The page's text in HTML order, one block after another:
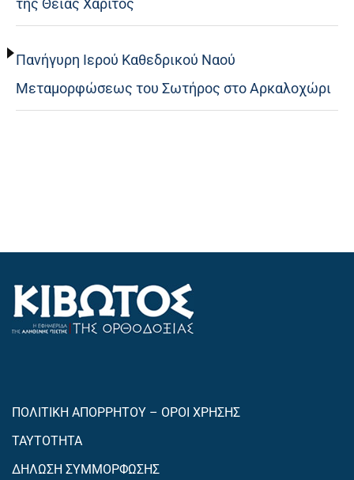
της Θείας Χάριτος
Πανήγυρη Ιερού Καθεδρικού Ναού
Μεταμορφώσεως του Σωτήρος στο Αρκαλοχώρι
ΠΟΛΙΤΙΚΗ ΑΠΟΡΡΗΤΟΥ – ΟΡΟΙ ΧΡΗΣΗΣ
ΤΑΥΤΟΤΗΤΑ
ΔΗΛΩΣΗ ΣΥΜΜΟΡΦΩΣΗΣ